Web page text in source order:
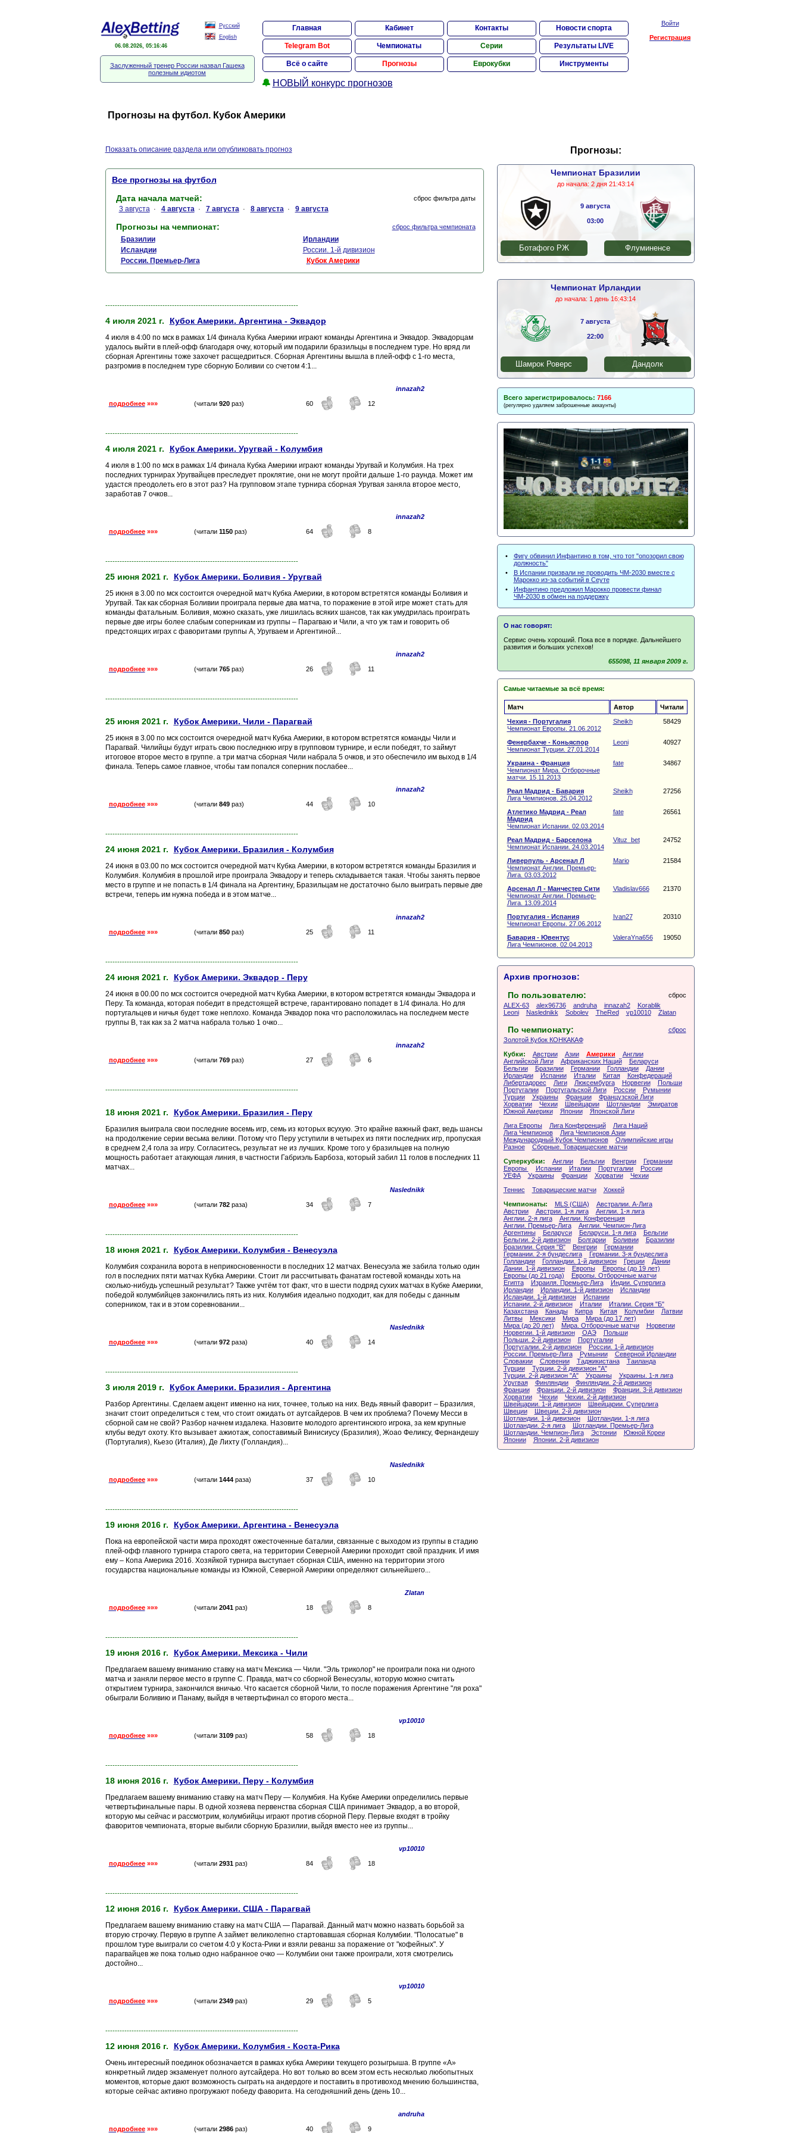
06.08.2026, 05:16:47
Русский
English
Главная Кабинет Контакты Новости спорта
Telegram Bot Чемпионаты Серии Результаты LIVE
Всё о сайте Прогнозы Еврокубки Инструменты
🔔 НОВЫЙ конкурс прогнозов
Войти
Регистрация
Заслуженный тренер России назвал Гашека
полезным идиотом
Прогнозы на футбол. Кубок Америки
Показать описание раздела или опубликовать прогноз
Все прогнозы на футбол
Дата начала матчей:
сброс фильтра даты
3 августа · 4 августа · 7 августа · 8 августа · 9 августа
Прогнозы на чемпионат: сброс фильтра чемпионата
Бразилии
Ирландии
Исландии
России. 1-й дивизион
России. Премьер-Лига
Кубок Америки
---------------------------------------------------------------------------------
4 июля 2021 г. Кубок Америки. Аргентина - Эквадор
4 июля в 4:00 по мск в рамках 1/4 финала Кубка Америки играют команды Аргентина и Эквадор. Эквадорцам
удалось выйти в плей-офф благодаря очку, который им подарили бразильцы в последнем туре. Но вряд ли
сборная Аргентины тоже захочет расщедриться. Сборная Аргентины вышла в плей-офф с 1-го места,
разгромив в последнем туре сборную Боливии со счетом 4:1...
innazah2
подробнее »»» (читали 920раз) 60 12
---------------------------------------------------------------------------------
4 июля 2021 г. Кубок Америки. Уругвай - Колумбия
4 июля в 1:00 по мск в рамках 1/4 финала Кубка Америки играют команды Уругвай и Колумбия. На трех
последних турнирах Уругвайцев преследует проклятие, они не могут пройти дальше 1-го раунда. Может им
удастся преодолеть его в этот раз? На групповом этапе турнира сборная Уругвая заняла второе место,
заработав 7 очков...
innazah2
подробнее »»» (читали 1150раз) 64 8
---------------------------------------------------------------------------------
25 июня 2021 г. Кубок Америки. Боливия - Уругвай
25 июня в 3.00 по мск состоится очередной матч Кубка Америки, в котором встретятся команды Боливия и
Уругвай. Так как сборная Боливии проиграла первые два матча, то поражение в этой игре может стать для
команды фатальным. Боливия, можно сказать, уже лишилась всяких шансов, так как умудрилась проиграть
первые две игры более слабым соперникам из группы – Парагваю и Чили, а что уж там и говорить об
предстоящих играх с фаворитами группы А, Уругваем и Аргентиной...
innazah2
подробнее »»» (читали 765раз) 26 11
---------------------------------------------------------------------------------
25 июня 2021 г. Кубок Америки. Чили - Парагвай
25 июня в 3.00 по мск состоится очередной матч Кубка Америки, в котором встретятся команды Чили и
Парагвай. Чилийцы будут играть свою последнюю игру в групповом турнире, и если победят, то займут
итоговое второе место в группе. а три матча сборная Чили набрала 5 очков, и это обеспечило им выход в 1/4
финала. Теперь самое главное, чтобы там попался соперник послабее...
innazah2
подробнее »»» (читали 849раз) 44 10
---------------------------------------------------------------------------------
24 июня 2021 г. Кубок Америки. Бразилия - Колумбия
24 июня в 03.00 по мск состоится очередной матч Кубка Америки, в котором встретятся команды Бразилия и
Колумбия. Колумбия в прошлой игре проиграла Эквадору и теперь складывается такая. Чтобы занять первое
место в группе и не попасть в 1/4 финала на Аргентину, Бразильцам не достаточно было выиграть первые две
встречи, теперь им нужна победа и в этом матче...
innazah2
подробнее »»» (читали 850раз) 25 11
---------------------------------------------------------------------------------
24 июня 2021 г. Кубок Америки. Эквадор - Перу
24 июня в 00.00 по мск состоится очередной матч Кубка Америки, в котором встретятся команды Эквадора и
Перу. Та команда, которая победит в предстоящей встрече, гарантировано попадет в 1/4 финала. Но для
португальцев и ничья будет тоже неплохо. Команда Эквадор пока что расположилась на последнем месте
группы В, так как за 2 матча набрала только 1 очко...
innazah2
подробнее »»» (читали 769раз) 27 6
---------------------------------------------------------------------------------
18 июня 2021 г. Кубок Америки. Бразилия - Перу
Бразилия выиграла свои последние восемь игр, семь из которых всухую. Это крайне важный факт, ведь шансы
на продолжение серии весьма велики. Потому что Перу уступили в четырех из пяти последних игр, пропуская
в среднем 2,4 гола за игру. Согласитесь, результат не из лучших. Кроме того у бразильцев на полную
мощность работает атакующая линия, в частности Габриэль Барбоза, который забил 11 голов в последних 11
матчах...
Naslednikk
подробнее »»» (читали 782раза) 34 7
---------------------------------------------------------------------------------
18 июня 2021 г. Кубок Америки. Колумбия - Венесуэла
Колумбия сохранила ворота в неприкосновенности в последних 12 матчах. Венесуэла же забила только один
гол в последних пяти матчах Кубка Америки. Стоит ли рассчитывать фанатам гостевой команды хоть на
сколько-нибудь успешный результат? Также учтём тот факт, что в шести подряд сухих матчах в Кубке Америки,
победой колумбийцев закончились пять из них. Колумбия идеально подходит, как для победы с данным
соперником, так и в этом соревновании...
Naslednikk
подробнее »»» (читали 972раза) 40 14
---------------------------------------------------------------------------------
3 июля 2019 г. Кубок Америки. Бразилия - Аргентина
Разбор Аргентины. Сделаем акцент именно на них, точнее, только на них. Ведь явный фаворит – Бразилия,
значит стоит определиться с тем, что стоит ожидать от аутсайдеров. В чем их проблема? Почему Месси в
сборной сам не свой? Разбор начнем издалека. Назовите молодого аргентинского игрока, за кем крупные
клубы ведут охоту. Кто вызывает ажиотаж, сопоставимый Винисиусу (Бразилия), Жоао Феликсу, Фернандешу
(Португалия), Кьезо (Италия), Де Лихту (Голландия)...
Naslednikk
подробнее »»» (читали 1444раза) 37 10
---------------------------------------------------------------------------------
19 июня 2016 г. Кубок Америки. Аргентина - Венесуэла
Пока на европейской части мира проходят ожесточенные баталии, связанные с выходом из группы в стадию
плей-офф главного турнира старого света, на территории Северной Америки проходит свой праздник. И имя
ему – Копа Америка 2016. Хозяйкой турнира выступает сборная США, именно на территории этого
государства национальные команды из Южной, Северной Америки определяют сильнейшего...
Zlatan
подробнее »»» (читали 2041раз) 18 8
---------------------------------------------------------------------------------
19 июня 2016 г. Кубок Америки. Мексика - Чили
Предлагаем вашему вниманию ставку на матч Мексика — Чили. "Эль триколор" не проиграли пока ни одного
матча и заняли первое место в группе С. Правда, матч со сборной Венесуэлы, которую можно считать
открытием турнира, закончился вничью. Что касается сборной Чили, то после поражения Аргентине "ля роха"
обыграли Боливию и Панаму, выйдя в четвертьфинал со второго места...
vp10010
подробнее »»» (читали 3109раз) 58 18
---------------------------------------------------------------------------------
18 июня 2016 г. Кубок Америки. Перу - Колумбия
Предлагаем вашему вниманию ставку на матч Перу — Колумбия. На Кубке Америки определились первые
четвертьфинальные пары. В одной хозяева первенства сборная США принимает Эквадор, а во второй,
которую мы сейчас и рассмотрим, колумбийцы играют против сборной Перу. Первые входят в тройку
фаворитов чемпионата, вторые выбили сборную Бразилии, выйдя вместо нее из группы...
vp10010
подробнее »»» (читали 2931раз) 84 18
---------------------------------------------------------------------------------
12 июня 2016 г. Кубок Америки. США - Парагвай
Предлагаем вашему вниманию ставку на матч США — Парагвай. Данный матч можно назвать борьбой за
вторую строчку. Первую в группе А займет великолепно стартовавшая сборная Колумбии. "Полосатые" в
прошлом туре выиграли со счетом 4:0 у Коста-Рики и взяли реванш за поражение от "кофейных". У
парагвайцев же пока только одно набранное очко — Колумбии они также проиграли, хотя смотрелись
достойно...
vp10010
подробнее »»» (читали 2349раз) 29 5
---------------------------------------------------------------------------------
12 июня 2016 г. Кубок Америки. Колумбия - Коста-Рика
Очень интересный поединок обозначается в рамках кубка Америки текущего розыгрыша. В группе «А»
конкретный лидер экзаменует полного аутсайдера. Но вот только во всем этом есть несколько любопытных
моментов, которые дают возможность сыграть на андердоге и поставить в противоход мнению большинства,
которые сейчас активно прогружают победу фаворита. На сегодняшний день (день 10...
andruha
подробнее »»» (читали 2986раз) 40 9
Прогнозы:
Чемпионат Бразилии
до начала: 2 дня 21:43:13
9 августа
03:00
Ботафого РЖ Флуминенсе
Чемпионат Ирландии
до начала: 1 день 16:43:13
7 августа
22:00
Шамрок Роверс Дандолк
Всего зарегистрировалось: 7166
(регулярно удаляем заброшенные аккаунты)
•
Фигу обвинил Инфантино в том, что тот "опозорил свою
должность"
•
В Испании призвали не проводить ЧМ-2030 вместе с
Марокко из-за событий в Сеуте
•
Инфантино предложил Марокко провести финал
ЧМ-2030 в обмен на поддержку
О нас говорят:
Сервис очень хороший. Пока все в порядке. Дальнейшего
развития и больших успехов!
655098, 11 января 2009 г.
Самые читаемые за всё время:
Матч Автор
Читали
Чехия - Португалия
Чемпионат Европы. 21.06.2012
Sheikh 58429
Фенербахче - Коньяспор
Чемпионат Турции. 27.01.2014
Leoni 40927
Украина - Франция
Чемпионат Мира. Отборочные
матчи. 15.11.2013
fate 34867
Реал Мадрид - Бавария
Лига Чемпионов. 25.04.2012
Sheikh 27256
Атлетико Мадрид - Реал
Мадрид
Чемпионат Испании. 02.03.2014
fate 26561
Реал Мадрид - Барселона
Чемпионат Испании. 24.03.2014
Vituz_bet 24752
Ливерпуль - Арсенал Л
Чемпионат Англии. Премьер-
Лига. 03.03.2012
Mario 21584
Арсенал Л - Манчестер Сити
Чемпионат Англии. Премьер-
Лига. 13.09.2014
Vladislav666 21370
Португалия - Испания
Чемпионат Европы. 27.06.2012
Ivan27 20310
Бавария - Ювентус
Лига Чемпионов. 02.04.2013
ValeraYna656 19050
Архив прогнозов:
По пользователю:
сброс
ALEX-63
alex96736 andruha innazah2
Korablik
Leoni
Naslednikk Sobolev TheRed vp10010 Zlatan
По чемпионату:
сброс
Золотой Кубок КОНКАКАФ
Кубки:
Австрии Азии Америки
Англии
Английской Лиги
Африканских Наций
Беларуси
Бельгии
Бразилии Германии Голландии
Дании
Ирландии
Испании Италии Китая
Конфедераций
Либертадорес
Лиги Люксембурга Норвегии
Польши
Португалии
Португальской Лиги России
Румынии
Турции
Украины Франции
Французской Лиги
Хорватии
Чехии Швейцарии Шотландии
Эмиратов
Южной Америки
Японии
Японской Лиги
Лига Европы
Лига Конференций
Лига Наций
Лига Чемпионов
Лига Чемпионов Азии
Международный Кубок Чемпионов
Олимпийские игры
Разное
Сборные. Товарищеские матчи
Суперкубки:
Англии Бельгии Венгрии
Германии
Европы
Испании Италии Португалии
России
УЕФА
Украины Франции Хорватии
Чехии
Теннис
Товарищеские матчи
Хоккей
Чемпионаты:
MLS (США)
Австралии. А-Лига
Австрии
Австрии. 1-я лига
Англии. 1-я лига
Англии. 2-я лига
Англии. Конференция
Англии. Премьер-Лига
Англии. Чемпион-Лига
Аргентины
Беларуси Беларуси. 1-я лига
Бельгии
Бельгии. 2-й дивизион
Болгарии Боливии
Бразилии
Бразилии. Серия "B"
Венгрии
Германии
Германии. 2-я бундеслига
Германии. 3-я бундеслига
Голландии
Голландии. 1-й дивизион Греции
Дании
Дании. 1-й дивизион
Европы
Европы (до 19 лет)
Европы (до 21 года)
Европы. Отборочные матчи
Египта
Израиля. Премьер-Лига
Индии. Суперлига
Ирландии
Ирландии. 1-й дивизион
Исландии
Исландии. 1-й дивизион
Испании
Испании. 2-й дивизион
Италии
Италии. Серия "Б"
Казахстана
Канады Кипра Китая Колумбии
Латвии
Литвы
Мексики Мира
Мира (до 17 лет)
Мира (до 20 лет)
Мира. Отборочные матчи
Норвегии
Норвегии. 1-й дивизион
ОАЭ
Польши
Польши. 2-й дивизион
Португалии
Португалии. 2-й дивизион
России. 1-й дивизион
России. Премьер-Лига
Румынии
Северной Ирландии
Словакии
Словении Таджикистана
Таиланда
Турции
Турции. 2-й дивизион "А"
Турции. 2-й дивизион "А"
Украины
Украины. 1-я лига
Уругвая
Финляндии
Финляндии. 2-й дивизион
Франции
Франции. 2-й дивизион
Франции. 3-й дивизион
Хорватии
Чехии
Чехии. 2-й дивизион
Швейцарии. 1-й дивизион
Швейцарии. Суперлига
Швеции
Швеции. 2-й дивизион
Шотландии. 1-й дивизион
Шотландии. 1-я лига
Шотландии. 2-я лига
Шотландии. Премьер-Лига
Шотландии. Чемпион-Лига
Эстонии
Южной Кореи
Японии
Японии. 2-й дивизион